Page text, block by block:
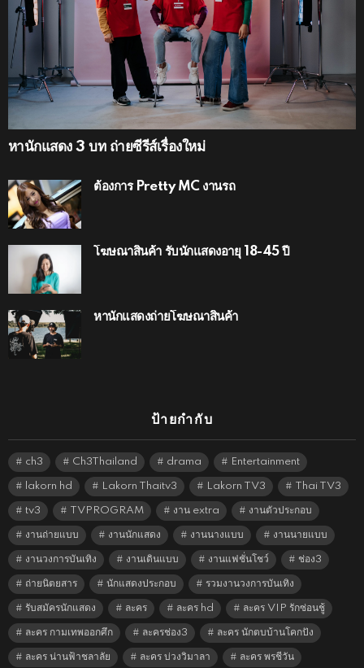
หานักแสดง 3 บท ถ่ายซีรีส์เรื่องใหม่
ต้องการ Pretty MC งานรถ
โฆษณาสินค้า รับนักแสดงอายุ 18-45 ปี
หานักแสดงถ่ายโฆษณาสินค้า
ป้ายกำกับ
ch3 Ch3Thailand drama Entertainment
lakorn hd Lakorn Thaitv3 Lakorn TV3 Thai TV3
tv3 TVPROGRAM งาน extra งานตัวประกอบ
งานถ่ายแบบ งานนักแสดง งานนางแบบ งานนายแบบ
งานวงการบันเทิง งานเดินแบบ งานแฟชั่นโชว์ ช่อง3
ถ่ายนิตยสาร นักแสดงประกอบ รวมงานวงการบันเทิง
รับสมัครนักแสดง ละคร ละคร hd ละคร VIP รักซ่อนชู้
ละคร กามเทพออกศึก ละครช่อง3 ละคร นักตบบ้านโคกปัง
ละคร น่านฟ้าชลาลัย ละคร บ่วงวิมาลา ละคร พรชีวัน